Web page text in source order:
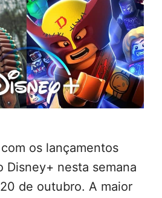
os lançamentos
Disney+ nesta semana
de outubro. A maior